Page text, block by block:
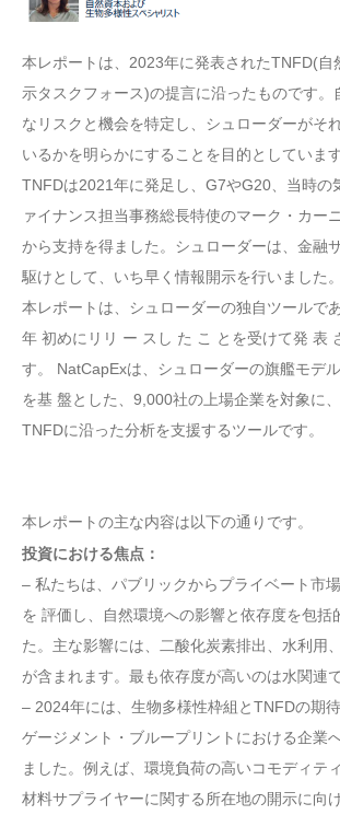
本レポートは、2023年に発表されたTNFD(自
示タスクフォース)の提言に沿ったものです。
なリスクと機会を特定し、シュローダーがそ
いるかを明らかにすることを目的としています
TNFDは2021年に発足し、G7やG20、当時の
ァイナンス担当事務総長特使のマーク・カー
から支持を得ました。シュローダーは、金融
駆けとして、いち早く情報開示を行いました。
本レポートは、シュローダーの独自ツールで
年 初めにリリ ー スし た こ とを受けて発 表
す。 NatCapExは、シュローダーの旗艦モデ
を基 盤とした、9,000社の上場企業を対象に
TNFDに沿った分析を支援するツールです。
本レポートの主な内容は以下の通りです。
投資における焦点：
– 私たちは、パブリックからプライベート市
を 評価し、自然環境への影響と依存度を包括
た。主な影響には、二酸化炭素排出、水利用
が含まれます。最も依存度が高いのは水関連で
– 2024年には、生物多様性枠組とTNFDの期
ゲージメント・ブループリントにおける企業
ました。例えば、環境負荷の高いコモディテ
材料サプライヤーに関する所在地の開示に向